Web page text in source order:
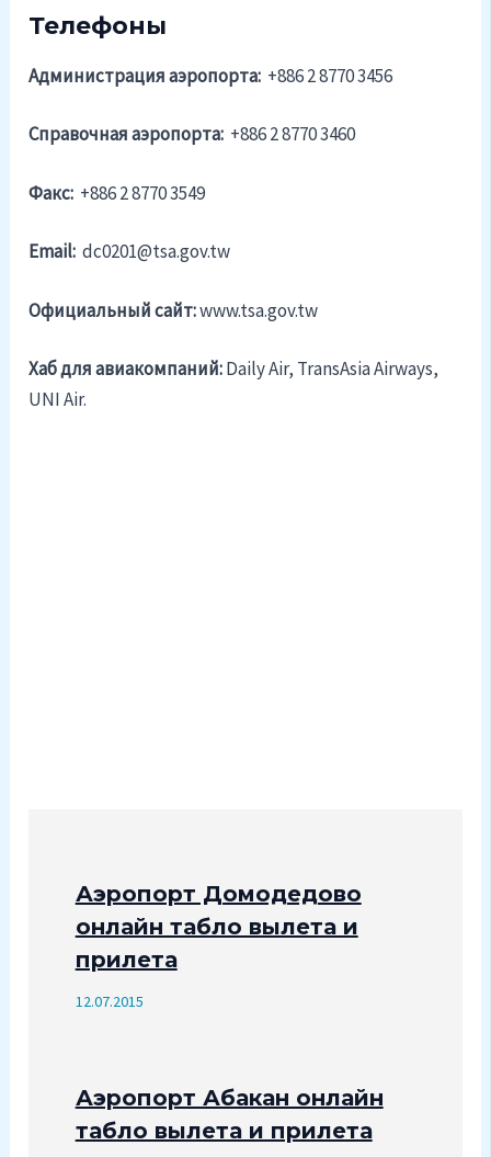
Телефоны
Администрация аэропорта: +886 2 8770 3456
Справочная аэропорта: +886 2 8770 3460
Факс: +886 2 8770 3549
Email: dc0201@tsa.gov.tw
Официальный cайт:www.tsa.gov.tw
Хаб для авиакомпаний:Daily Air, TransAsia Airways,
UNI Air.
Аэропорт Домодедово
онлайн табло вылета и
прилета
12.07.2015
Аэропорт Абакан онлайн
табло вылета и прилета